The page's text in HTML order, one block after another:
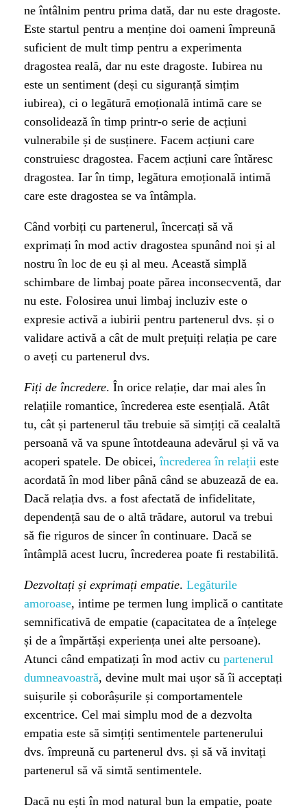
ne întâlnim pentru prima dată, dar nu este dragoste.
Este startul pentru a menține doi oameni împreună
suficient de mult timp pentru a experimenta
dragostea reală, dar nu este dragoste. Iubirea nu
este un sentiment (deși cu siguranță simțim
iubirea), ci o legătură emoțională intimă care se
consolidează în timp printr-o serie de acțiuni
vulnerabile și de susținere. Facem acțiuni care
construiesc dragostea. Facem acțiuni care întăresc
dragostea. Iar în timp, legătura emoțională intimă
care este dragostea se va întâmpla.
Când vorbiți cu partenerul, încercați să vă
exprimați în mod activ dragostea spunând noi și al
nostru în loc de eu și al meu. Această simplă
schimbare de limbaj poate părea inconsecventă, dar
nu este. Folosirea unui limbaj incluziv este o
expresie activă a iubirii pentru partenerul dvs. și o
validare activă a cât de mult prețuiți relația pe care
o aveți cu partenerul dvs.
Fiți de încredere. În orice relație, dar mai ales în
relațiile romantice, încrederea este esențială. Atât
tu, cât și partenerul tău trebuie să simțiți că cealaltă
persoană vă va spune întotdeauna adevărul și vă va
acoperi spatele. De obicei, încrederea în relații este
acordată în mod liber până când se abuzează de ea.
Dacă relația dvs. a fost afectată de infidelitate,
dependență sau de o altă trădare, autorul va trebui
să fie riguros de sincer în continuare. Dacă se
întâmplă acest lucru, încrederea poate fi restabilită.
Dezvoltați și exprimați empatie. Legăturile
amoroase, intime pe termen lung implică o cantitate
semnificativă de empatie (capacitatea de a înțelege
și de a împărtăși experiența unei alte persoane).
Atunci când empatizați în mod activ cu partenerul
dumneavoastră, devine mult mai ușor să îi acceptați
suișurile și coborâșurile și comportamentele
excentrice. Cel mai simplu mod de a dezvolta
empatia este să simțiți sentimentele partenerului
dvs. împreună cu partenerul dvs. și să vă invitați
partenerul să vă simtă sentimentele.
Dacă nu ești în mod natural bun la empatie, poate